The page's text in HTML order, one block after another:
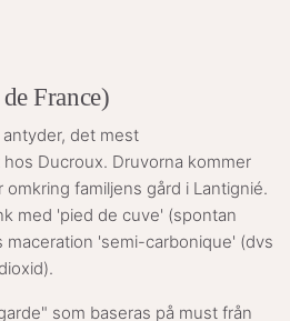
France)
det mest
Ducroux. Druvorna kommer
familjens gård i Lantignié.
med 'pied de cuve' (spontan
maceration 'semi-carbonique' (dvs
som baseras på must från